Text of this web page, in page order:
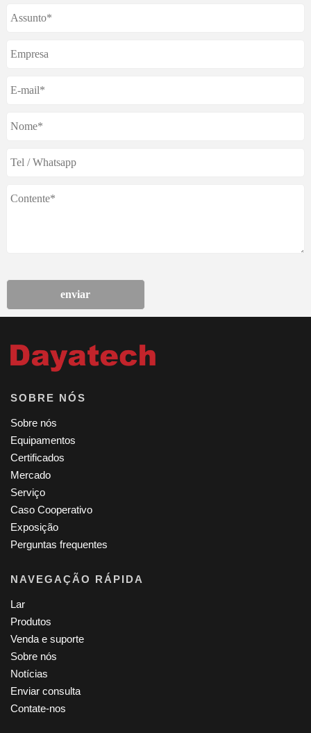
enviar
SOBRE NÓS
Sobre nós
Equipamentos
Certificados
Mercado
Serviço
Caso Cooperativo
Exposição
Perguntas frequentes
NAVEGAÇÃO RÁPIDA
Lar
Produtos
Venda e suporte
Sobre nós
Notícias
Enviar consulta
Contate-nos